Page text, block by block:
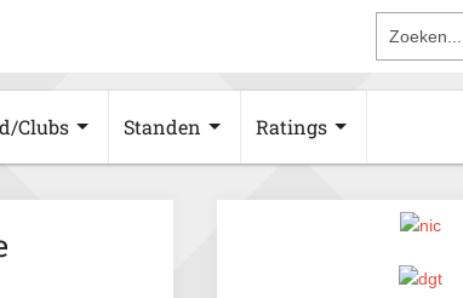
Clubs Standen Ratings